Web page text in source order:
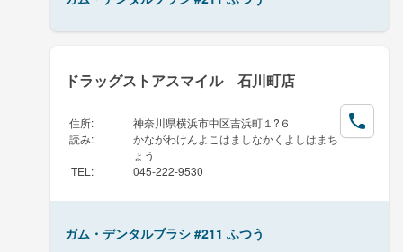
ドラッグストアスマイル 石川町店
住所:
神奈川県横浜市中区吉浜町１?６
読み:
かながわけんよこはましなかくよしはまち
ょう
TEL : 045-222-9530
ガム・デンタルブラシ #211 ふつう